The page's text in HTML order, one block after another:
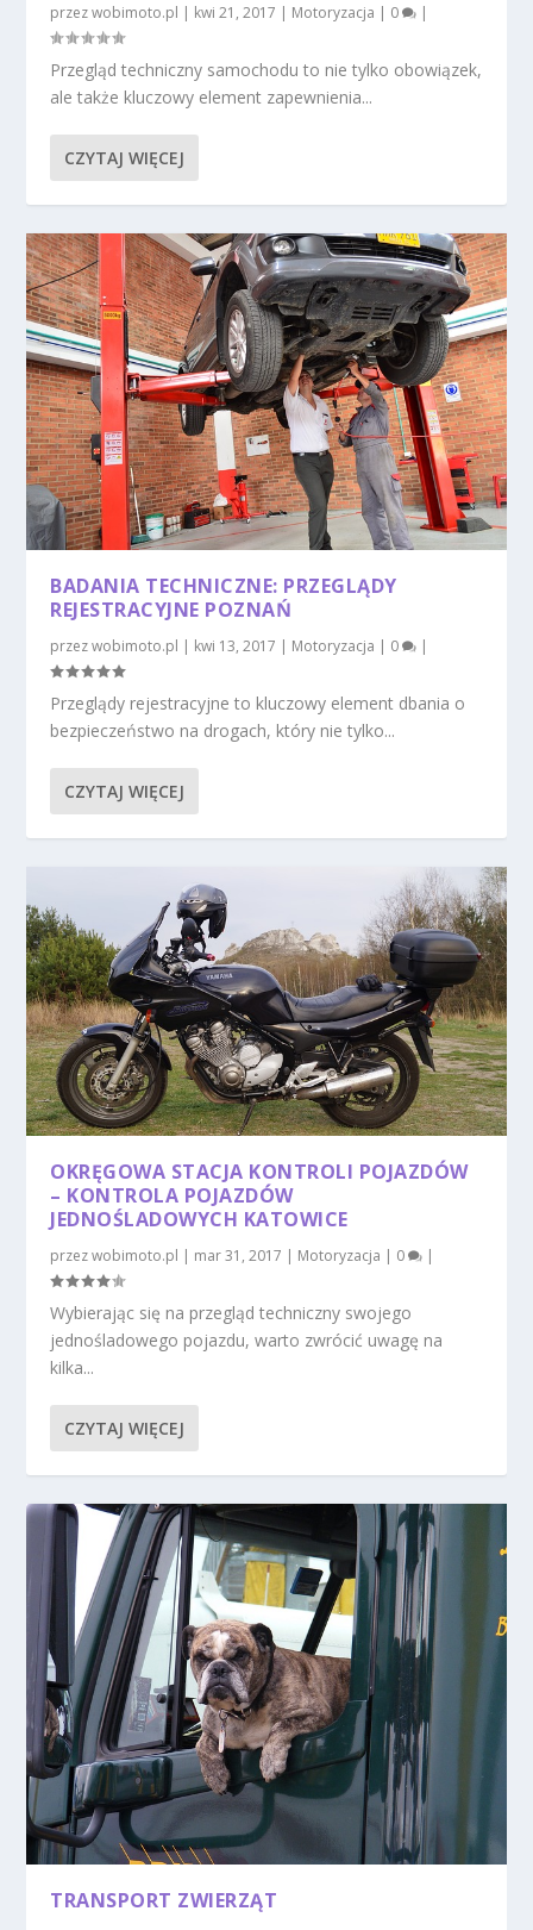
przezwobimoto.pl | kwi 21, 2017 | Motoryzacja | 0 |
Przegląd techniczny samochodu to nie tylko obowiązek,
ale także kluczowy element zapewnienia...
CZYTAJ WIĘCEJ
BADANIA TECHNICZNE: PRZEGLĄDY
REJESTRACYJNE POZNAŃ
przezwobimoto.pl | kwi 13, 2017 | Motoryzacja | 0 |
Przeglądy rejestracyjne to kluczowy element dbania o
bezpieczeństwo na drogach, który nie tylko...
CZYTAJ WIĘCEJ
OKRĘGOWA STACJA KONTROLI POJAZDÓW
– KONTROLA POJAZDÓW
JEDNOŚLADOWYCH KATOWICE
przezwobimoto.pl | mar 31, 2017 | Motoryzacja | 0 |
Wybierając się na przegląd techniczny swojego
jednośladowego pojazdu, warto zwrócić uwagę na
kilka...
CZYTAJ WIĘCEJ
TRANSPORT ZWIERZĄT